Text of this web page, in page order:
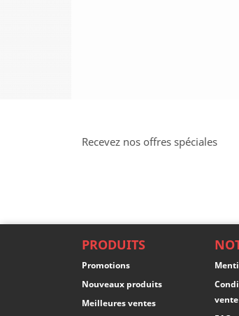
Recevez nos offres spéciales
PRODUITS
Promotions
Nouveaux produits
Meilleures ventes
vente